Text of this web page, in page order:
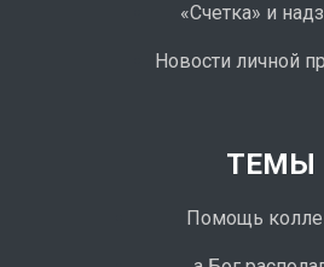
«Счетка» и
Новости личной
ТЕМЫ
Помощь